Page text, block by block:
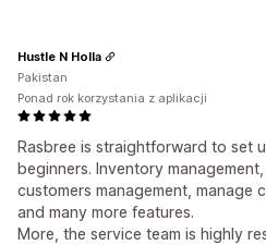
Rasbree is straightforward to set
beginners. Inventory
customers management, manage
and many more features.
More, the service team is highly
Hustle N Holla
Pakistan
Ponad rok korzystania z aplikacji